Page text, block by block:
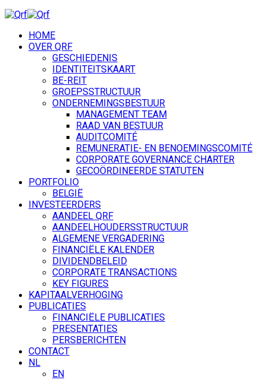
HOME
OVER QRF
GESCHIEDENIS
IDENTITEITSKAART
BE-REIT
GROEPSSTRUCTUUR
ONDERNEMINGSBESTUUR
MANAGEMENT TEAM
RAAD VAN BESTUUR
AUDITCOMITÉ
REMUNERATIE- EN BENOEMINGSCOMITÉ
CORPORATE GOVERNANCE CHARTER
GECOÖRDINEERDE STATUTEN
PORTFOLIO
BELGIË
INVESTEERDERS
AANDEEL QRF
AANDEELHOUDERSSTRUCTUUR
ALGEMENE VERGADERING
FINANCIËLE KALENDER
DIVIDENDBELEID
CORPORATE TRANSACTIONS
KEY FIGURES
KAPITAALVERHOGING
PUBLICATIES
FINANCIËLE PUBLICATIES
PRESENTATIES
PERSBERICHTEN
CONTACT
NL
EN